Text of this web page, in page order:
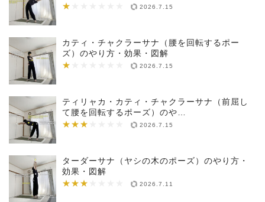
★
★★★★★★★ 2026.7.15
カティ・チャクラーサナ（腰を回転するポー
ズ）のやり方・効果・図解
★
★★★★★★★ 2026.7.15
ティリャカ・カティ・チャクラーサナ（前屈し
て腰を回転するポーズ）のや…
★★★
★★★★★★★ 2026.7.15
ターダーサナ（ヤシの木のポーズ）のやり方・
効果・図解
★★★
★★★★★★★ 2026.7.11